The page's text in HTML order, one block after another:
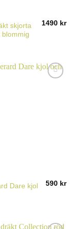
skjorta
blommig
1490 kr
Dare kjol
590 kr